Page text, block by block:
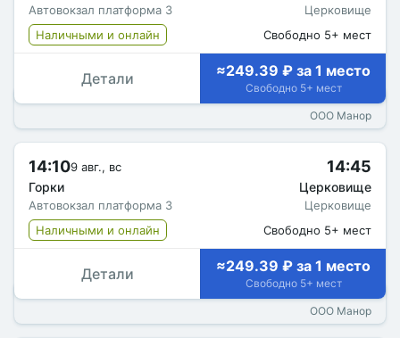
Автовокзал платформа 3
Церковище
Наличными и онлайн
Свободно 5+ мест
Детали ≈249.39 ₽ за 1 место
Свободно 5+ мест
ООО Манор
14:109 авг., вс
Горки
Автовокзал платформа 3
14:45
Церковище
Церковище
Наличными и онлайн
Свободно 5+ мест
Детали ≈249.39 ₽ за 1 место
Свободно 5+ мест
ООО Манор